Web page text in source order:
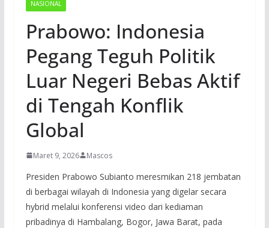
NASIONAL
Prabowo: Indonesia
Pegang Teguh Politik
Luar Negeri Bebas Aktif
di Tengah Konflik
Global
Maret 9, 2026 Mascos
Presiden Prabowo Subianto meresmikan 218 jembatan
di berbagai wilayah di Indonesia yang digelar secara
hybrid melalui konferensi video dari kediaman
pribadinya di Hambalang, Bogor, Jawa Barat, pada